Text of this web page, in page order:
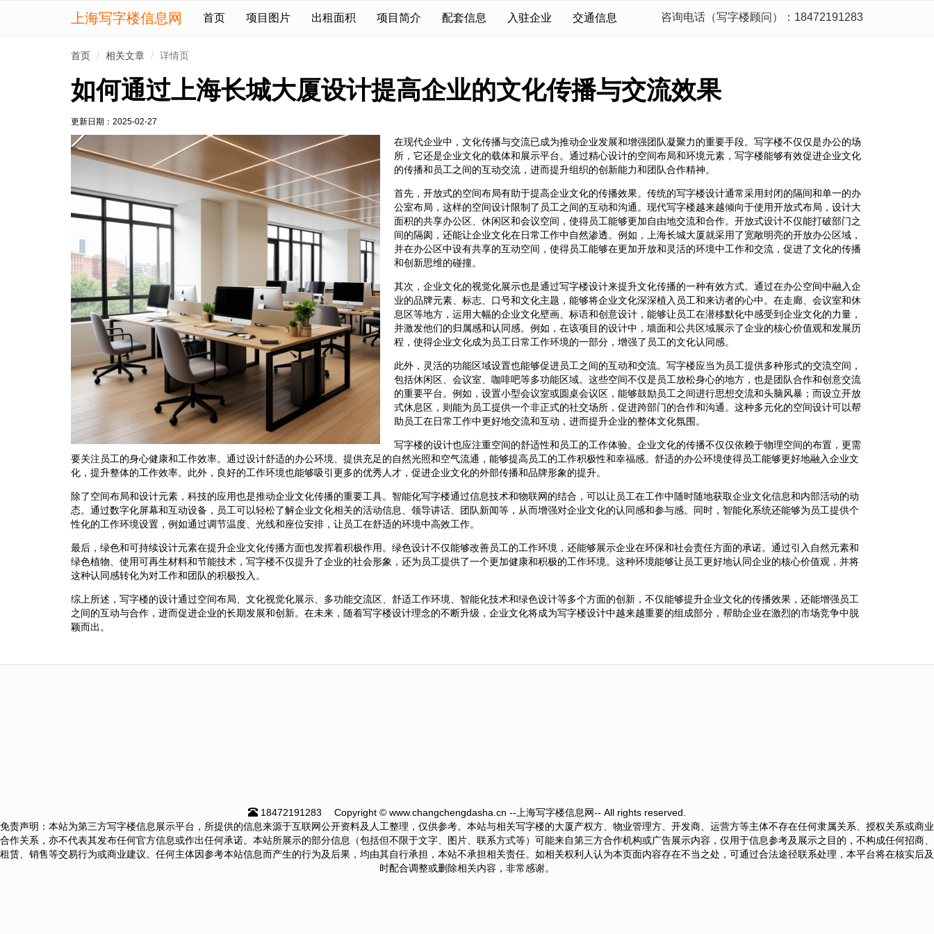
上海写字楼信息网 首页 项目图片 出租面积 项目简介 配套信息 入驻企业 交通信息 咨询电话（写字楼顾问）：18472191283
首页 相关文章 详情页
如何通过上海长城大厦设计提高企业的文化传播与交流效果
更新日期： 2025-02-27
在现代企业中，文化传播与交流已成为推动企业发展和增强团队凝聚力的重要手段。写字楼不仅仅是办公的场
所，它还是企业文化的载体和展示平台。通过精心设计的空间布局和环境元素，写字楼能够有效促进企业文化
的传播和员工之间的互动交流，进而提升组织的创新能力和团队合作精神。
首先，开放式的空间布局有助于提高企业文化的传播效果。传统的写字楼设计通常采用封闭的隔间和单一的办
公室布局，这样的空间设计限制了员工之间的互动和沟通。现代写字楼越来越倾向于使用开放式布局，设计大
面积的共享办公区、休闲区和会议空间，使得员工能够更加自由地交流和合作。开放式设计不仅能打破部门之
间的隔阂，还能让企业文化在日常工作中自然渗透。例如，上海长城大厦就采用了宽敞明亮的开放办公区域，
并在办公区中设有共享的互动空间，使得员工能够在更加开放和灵活的环境中工作和交流，促进了文化的传播
和创新思维的碰撞。
其次，企业文化的视觉化展示也是通过写字楼设计来提升文化传播的一种有效方式。通过在办公空间中融入企
业的品牌元素、标志、口号和文化主题，能够将企业文化深深植入员工和来访者的心中。在走廊、会议室和休
息区等地方，运用大幅的企业文化壁画、标语和创意设计，能够让员工在潜移默化中感受到企业文化的力量，
并激发他们的归属感和认同感。例如，在该项目的设计中，墙面和公共区域展示了企业的核心价值观和发展历
程，使得企业文化成为员工日常工作环境的一部分，增强了员工的文化认同感。
此外，灵活的功能区域设置也能够促进员工之间的互动和交流。写字楼应当为员工提供多种形式的交流空间，
包括休闲区、会议室、咖啡吧等多功能区域。这些空间不仅是员工放松身心的地方，也是团队合作和创意交流
的重要平台。例如，设置小型会议室或圆桌会议区，能够鼓励员工之间进行思想交流和头脑风暴；而设立开放
式休息区，则能为员工提供一个非正式的社交场所，促进跨部门的合作和沟通。这种多元化的空间设计可以帮
助员工在日常工作中更好地交流和互动，进而提升企业的整体文化氛围。
写字楼的设计也应注重空间的舒适性和员工的工作体验。企业文化的传播不仅仅依赖于物理空间的布置，更需
要关注员工的身心健康和工作效率。通过设计舒适的办公环境、提供充足的自然光照和空气流通，能够提高员工的工作积极性和幸福感。舒适的办公环境使得员工能够更好地融入企业文
化，提升整体的工作效率。此外，良好的工作环境也能够吸引更多的优秀人才，促进企业文化的外部传播和品牌形象的提升。
除了空间布局和设计元素，科技的应用也是推动企业文化传播的重要工具。智能化写字楼通过信息技术和物联网的结合，可以让员工在工作中随时随地获取企业文化信息和内部活动的动
态。通过数字化屏幕和互动设备，员工可以轻松了解企业文化相关的活动信息、领导讲话、团队新闻等，从而增强对企业文化的认同感和参与感。同时，智能化系统还能够为员工提供个
性化的工作环境设置，例如通过调节温度、光线和座位安排，让员工在舒适的环境中高效工作。
最后，绿色和可持续设计元素在提升企业文化传播方面也发挥着积极作用。绿色设计不仅能够改善员工的工作环境，还能够展示企业在环保和社会责任方面的承诺。通过引入自然元素和
绿色植物、使用可再生材料和节能技术，写字楼不仅提升了企业的社会形象，还为员工提供了一个更加健康和积极的工作环境。这种环境能够让员工更好地认同企业的核心价值观，并将
这种认同感转化为对工作和团队的积极投入。
综上所述，写字楼的设计通过空间布局、文化视觉化展示、多功能交流区、舒适工作环境、智能化技术和绿色设计等多个方面的创新，不仅能够提升企业文化的传播效果，还能增强员工
之间的互动与合作，进而促进企业的长期发展和创新。在未来，随着写字楼设计理念的不断升级，企业文化将成为写字楼设计中越来越重要的组成部分，帮助企业在激烈的市场竞争中脱
颖而出。
18472191283
Copyright © www.changchengdasha.cn --上海写字楼信息网-- All rights reserved.
免责声明：本站为第三方写字楼信息展示平台，所提供的信息来源于互联网公开资料及人工整理，仅供参考。本站与相关写字楼的大厦产权方、物业管理方、开发商、运营方等主体不存在任何隶属关系、授权关系或商业
合作关系，亦不代表其发布任何官方信息或作出任何承诺。本站所展示的部分信息（包括但不限于文字、图片、联系方式等）可能来自第三方合作机构或广告展示内容，仅用于信息参考及展示之目的，不构成任何招商、
租赁、销售等交易行为或商业建议。任何主体因参考本站信息而产生的行为及后果，均由其自行承担，本站不承担相关责任。如相关权利人认为本页面内容存在不当之处，可通过合法途径联系处理，本平台将在核实后及
时配合调整或删除相关内容，非常感谢。